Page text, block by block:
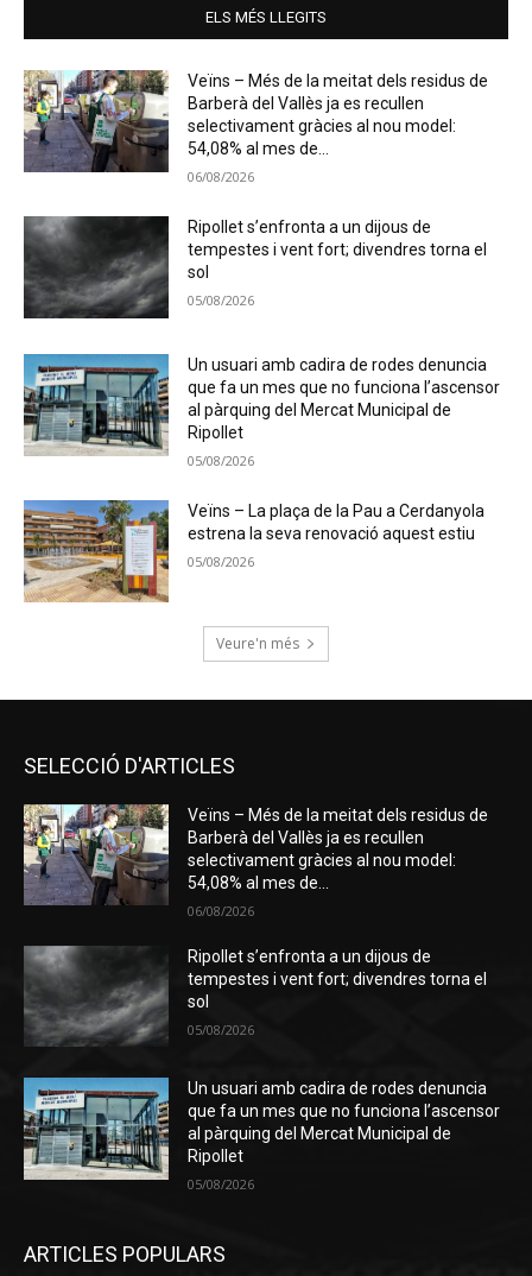
ELS MÉS LLEGITS
Veïns – Més de la meitat dels residus de
Barberà del Vallès ja es recullen
selectivament gràcies al nou model:
54,08% al mes de...
06/08/2026
Ripollet s’enfronta a un dijous de
tempestes i vent fort; divendres torna el
sol
05/08/2026
Un usuari amb cadira de rodes denuncia
que fa un mes que no funciona l’ascensor
al pàrquing del Mercat Municipal de
Ripollet
05/08/2026
Veïns – La plaça de la Pau a Cerdanyola
estrena la seva renovació aquest estiu
05/08/2026
Veure'n més
SELECCIÓ D'ARTICLES
Veïns – Més de la meitat dels residus de
Barberà del Vallès ja es recullen
selectivament gràcies al nou model:
54,08% al mes de...
06/08/2026
Ripollet s’enfronta a un dijous de
tempestes i vent fort; divendres torna el
sol
05/08/2026
Un usuari amb cadira de rodes denuncia
que fa un mes que no funciona l’ascensor
al pàrquing del Mercat Municipal de
Ripollet
05/08/2026
ARTICLES POPULARS